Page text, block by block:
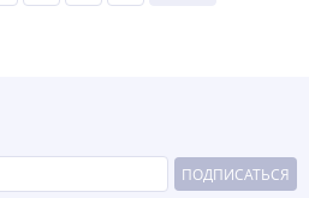
ПОДПИСАТЬСЯ